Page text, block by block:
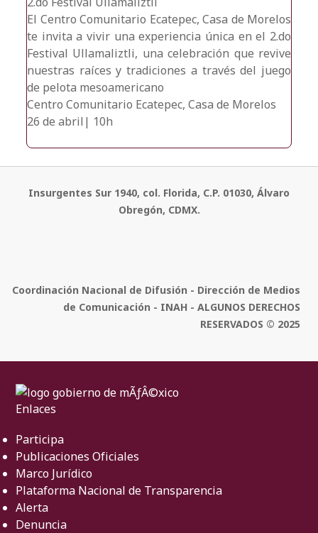
El Centro Comunitario Ecatepec, Casa de Morelos
te invita a vivir una experiencia única en el 2.do
Festival Ullamaliztli, una celebración que revive
nuestras raíces y tradiciones a través del juego
de pelota mesoamericano
Centro Comunitario Ecatepec, Casa de Morelos
26 de abril| 10h
Insurgentes Sur 1940, col. Florida, C.P. 01030, Álvaro
Obregón, CDMX.
Coordinación Nacional de Difusión - Dirección de Medios
de Comunicación - INAH - ALGUNOS DERECHOS
RESERVADOS © 2025
Enlaces
Participa
Publicaciones Oficiales
Marco Jurídico
Plataforma Nacional de Transparencia
Alerta
Denuncia